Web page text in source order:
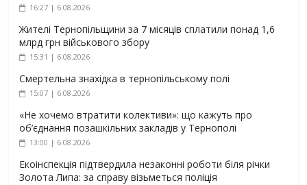
16:27 | 6.08.2026
Жителі Тернопільщини за 7 місяців сплатили понад 1,6
млрд грн військового збору
15:31 | 6.08.2026
Смертельна знахідка в тернопільському полі
15:07 | 6.08.2026
«Не хочемо втратити колективи»: що кажуть про
об’єднання позашкільних закладів у Тернополі
13:00 | 6.08.2026
Екоінспекція підтвердила незаконні роботи біля річки
Золота Липа: за справу візьметься поліція